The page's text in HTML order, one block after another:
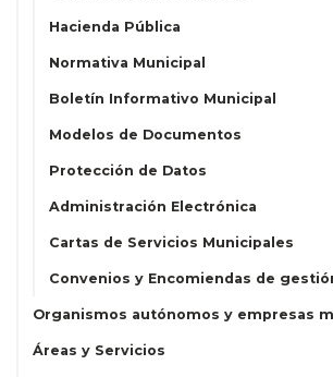
Hacienda Pública
Normativa Municipal
Boletín Informativo Municipal
Modelos de Documentos
Protección de Datos
Administración Electrónica
Cartas de Servicios Municipales
Convenios y Encomiendas de
Organismos autónomos y empresas
Áreas y Servicios